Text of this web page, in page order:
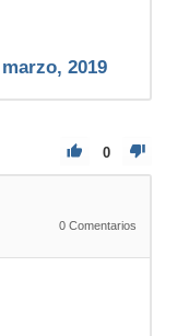
2019
0
0 Comentarios